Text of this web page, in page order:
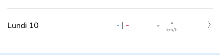
Lundi 10 - | - - -
km/h